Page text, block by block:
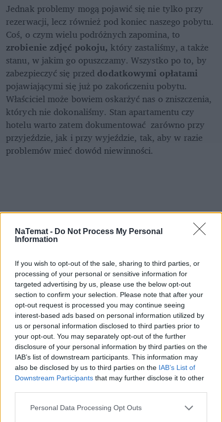
NaTemat - Do Not Process My Personal
Information
If you wish to opt-out of the sale, sharing to third parties, or
processing of your personal or sensitive information for
targeted advertising by us, please use the below opt-out
section to confirm your selection. Please note that after your
opt-out request is processed you may continue seeing
interest-based ads based on personal information utilized by
us or personal information disclosed to third parties prior to
your opt-out. You may separately opt-out of the further
disclosure of your personal information by third parties on the
IAB’s list of downstream participants. This information may
also be disclosed by us to third parties on the IAB’s List of
Downstream Participants that may further disclose it to other
Personal Data Processing Opt Outs
Jednak problemy mogą pojawić się nie tylko przy
rezerwacji, lecz również pod koniec naszego pobytu.
zrobienie zdjęć pokoju, który zastaliśmy, a także
stanu, w jakim go opuszczamy. Wszystko po to, by
zabezpieczyć się przed
pojawiającymi się już po zakończeniu pobytu.
Właściciel może bowiem oskarżyć nas o zniszczenia,
których nie dokonaliśmy. Stan apartamentu czy
hotelu warto zatem dokumentować  zarówno przy
przyjeździe, jak i przy wyjeździe, tak, aby w razie
problemów mieć dowód niewinności.